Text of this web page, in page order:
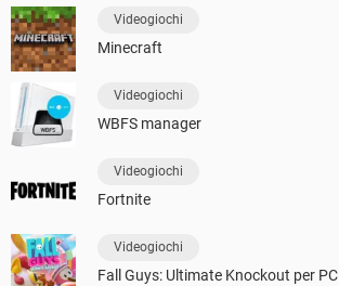
Videogiochi
Minecraft
Videogiochi
WBFS manager
Videogiochi
Fortnite
Videogiochi
Fall Guys: Ultimate Knockout per PC